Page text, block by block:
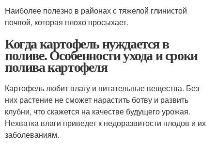
Наиболее полезно в районах с тяжелой глинистой
почвой, которая плохо просыхает.
Когда картофель нуждается в
поливе. Особенности ухода и сроки
полива картофеля
Картофель любит влагу и питательные вещества. Без
них растение не сможет нарастить ботву и развить
клубни, что скажется на качестве будущего урожая.
Нехватка влаги приведет к недоразвитости плодов и их
заболеваниям.